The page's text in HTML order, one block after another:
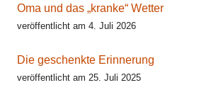
Oma und das „kranke“ Wetter
veröffentlicht am 4. Juli 2026
Die geschenkte Erinnerung
veröffentlicht am 25. Juli 2025